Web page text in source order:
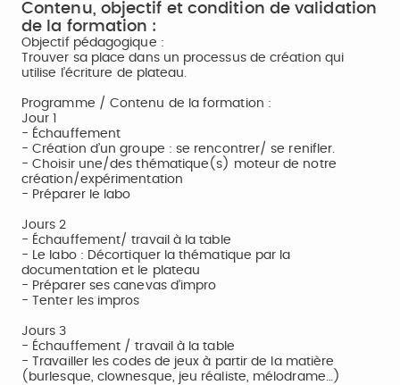
Contenu, objectif et condition de validation
de la formation :
Objectif pédagogique :
Trouver sa place dans un processus de création qui
utilise l’écriture de plateau.
Programme / Contenu de la formation :
Jour 1
- Échauffement
- Création d’un groupe : se rencontrer/ se renifler.
- Choisir une/des thématique(s) moteur de notre
création/expérimentation
- Préparer le labo
Jours 2
- Échauffement/ travail à la table
- Le labo : Décortiquer la thématique par la
documentation et le plateau
- Préparer ses canevas d’impro
- Tenter les impros
Jours 3
- Échauffement / travail à la table
- Travailler les codes de jeux à partir de la matière
(burlesque, clownesque, jeu réaliste, mélodrame…)